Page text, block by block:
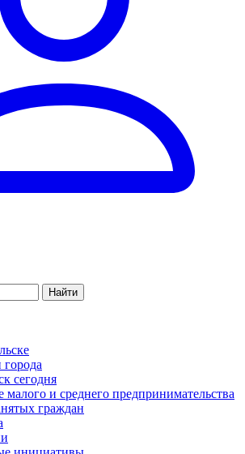
Найти
сегодня
малого и среднего предпринимательства
граждан